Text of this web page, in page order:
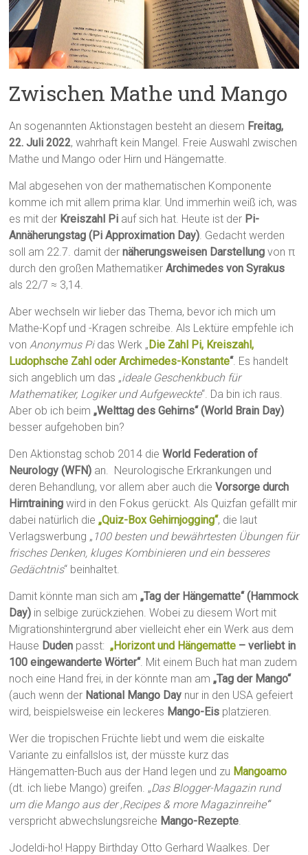
Zwischen Mathe und Mango
An sogenannten Aktionstagen besteht an diesem Freitag,
22. Juli 2022, wahrhaft kein Mangel. Freie Auswahl zwischen
Mathe und Mango oder Hirn und Hängematte.
Mal abgesehen von der mathematischen Komponente
komme ich mit allem prima klar. Und immerhin weiß ich, was
es mit der Kreiszahl Pi auf sich hat. Heute ist der Pi-
Annäherungstag (Pi Approximation Day) . Gedacht werden
soll am 22.7. damit dernäherungsweisen Darstellung von π
durch den großen MathematikerArchimedes von Syrakus
als 22/7 ≈ 3,14.
Aber wechseln wir lieber das Thema, bevor ich mich um
Mathe-Kopf und -Kragen schreibe. Als Lektüre empfehle ich
von Anonymus Pidas Werk „ Die Zahl Pi, Kreiszahl,
Ludophsche Zahl oder Archimedes-Konstante“. Es handelt
sich angeblich um das „ideale Geschenkbuch für
Mathematiker, Logiker und Aufgeweckte“. Da bin ich raus.
Aber ob ich beim„Welttag des Gehirns“ (World Brain Day)
besser aufgehoben bin?
Den Aktionstag schob 2014 dieWorld Federation of
Neurology (WFN) an. Neurologische Erkrankungen und
deren Behandlung, vor allem aber auch dieVorsorge durch
Hirntraining wird in den Fokus gerückt. Als Quizfan gefällt mir
dabei natürlich die„Quiz-Box Gehirnjogging“, die laut
Verlagswerbung „ 100 besten und bewährtesten Übungen für
frisches Denken, kluges Kombinieren und ein besseres
Gedächtnis“ beinhaltet.
Damit könnte man sich am„Tag der Hängematte“ (Hammock
Day) in selbige zurückziehen. Wobei zu diesem Wort mit
Migrationshintergrund aber vielleicht eher ein Werk aus dem
Hause Duden passt:„Horizont und Hängematte – verliebt in
100 eingewanderte Wörter“. Mit einem Buch hat man zudem
noch eine Hand frei, in der könnte man am„Tag der Mango“
(auch wenn der National Mango Day nur in den USA gefeiert
wird, beispielsweise ein leckeres Mango-Eis platzieren.
Wer die tropischen Früchte liebt und wem die eiskalte
Variante zu einfallslos ist, der müsste kurz das
Hängematten-Buch aus der Hand legen und zu Mangoamo
(dt. ich liebe Mango) greifen. „Das Blogger-Magazin rund
um die Mango aus der ‚Recipes & more Magazinreihe‘“
verspricht abwechslungsreiche Mango-Rezepte
Jodeldi-ho! Happy Birthday Otto Gerhard Waalkes. Der